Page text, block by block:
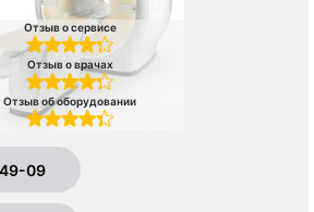
Отзыв о сервисе
Отзыв о врачах
Отзыв об оборудовании
09